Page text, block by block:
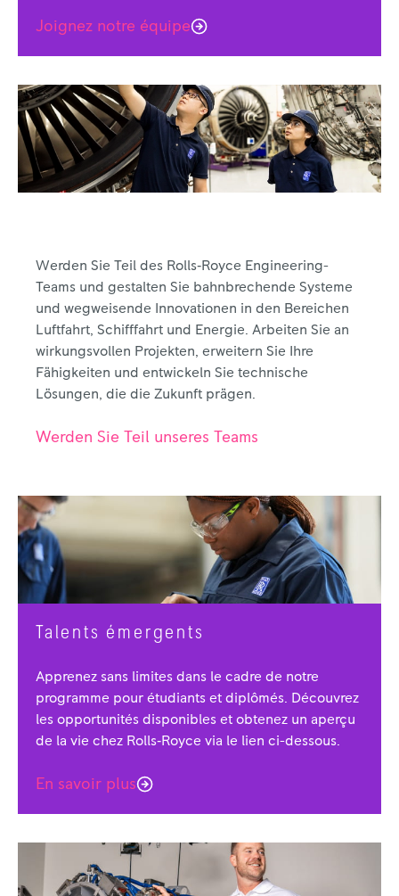
Joignez notre équipe
Werden Sie Teil des Rolls‑Royce Engineering-
Teams und gestalten Sie bahnbrechende Systeme
und wegweisende Innovationen in den Bereichen
Luftfahrt, Schifffahrt und Energie. Arbeiten Sie an
wirkungsvollen Projekten, erweitern Sie Ihre
Fähigkeiten und entwickeln Sie technische
Lösungen, die die Zukunft prägen.
Werden Sie Teil unseres Teams
Talents émergents
Apprenez sans limites dans le cadre de notre
programme pour étudiants et diplômés. Découvrez
les opportunités disponibles et obtenez un aperçu
de la vie chez Rolls‑Royce via le lien ci-dessous.
En savoir plus